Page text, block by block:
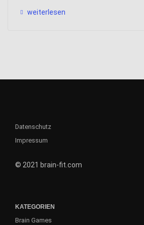
weiterlesen
Datenschutz
Impressum
© 2021 brain-fit.com
KATEGORIEN
Brain Games